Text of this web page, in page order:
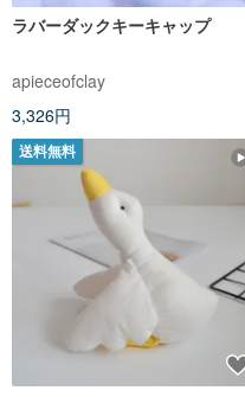
ラバーダックキーキャップ
apieceofclay
3,326円
送料無料